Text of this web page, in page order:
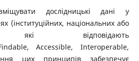
дослідницькі дані у
(інституційних, національних або
які відповідають
Accessible, Interoperable,
цих принципів забезпечує